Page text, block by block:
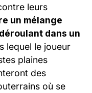
leurs
un mélange
dans un
lequel le joueur
plaines
des
où se